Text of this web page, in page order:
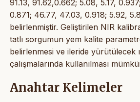
91.13, 91.62,0.662; 5.08, 5.17,
0.871; 46.77, 47.03, 0.918; 5.92,
belirlenmiştir. Geliştirilen NIR
tatlı sorgumun yem kalite
belirlenmesi ve ileride yürütülecek
çalışmalarında kullanılması
Anahtar Kelimeler